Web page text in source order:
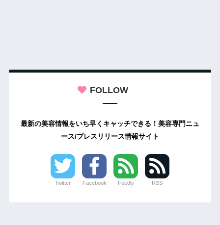
FOLLOW
最新の美容情報をいち早くキャッチできる！美容専門ニュ
ース/プレスリリース情報サイト
Twitter Facebook Feedly RSS